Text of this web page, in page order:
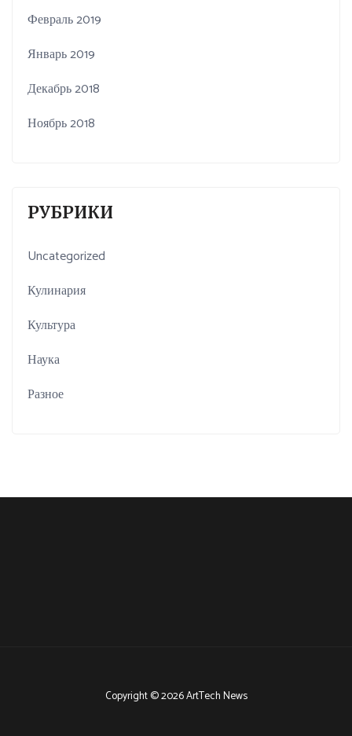
Февраль 2019
Январь 2019
Декабрь 2018
Ноябрь 2018
РУБРИКИ
Uncategorized
Кулинария
Культура
Наука
Разное
Copyright © 2026 ArtTech News